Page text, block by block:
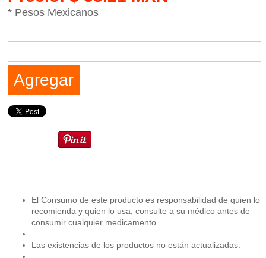
* Pesos Mexicanos
Agregar
El Consumo de este producto es responsabilidad de quien lo
recomienda y quien lo usa, consulte a su médico antes de
consumir cualquier medicamento.
Las existencias de los productos no están actualizadas.